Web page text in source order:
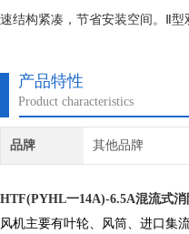
速结构紧凑，节省安装空间。Ⅱ
产品特性
Product characteristics
品牌 其他品牌
HTF(PYHL一14A)-6.5A混流式消
风机主要有叶轮、风筒、进口集